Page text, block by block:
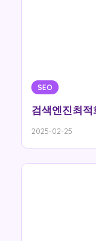
SEO
검색엔진최
2025-02-25